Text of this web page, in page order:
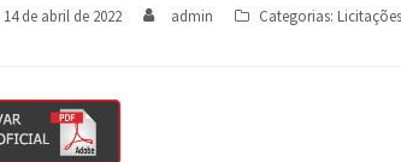
14 de abril de 2022 admin Categorias: